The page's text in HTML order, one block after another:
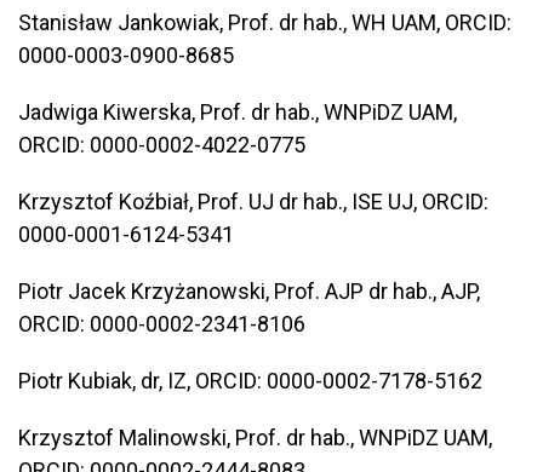
Stanisław Jankowiak, Prof. dr hab., WH UAM, ORCID:
0000-0003-0900-8685
Jadwiga Kiwerska, Prof. dr hab., WNPiDZ UAM,
ORCID: 0000-0002-4022-0775
Krzysztof Koźbiał, Prof. UJ dr hab., ISE UJ, ORCID:
0000-0001-6124-5341
Piotr Jacek Krzyżanowski, Prof. AJP dr hab., AJP,
ORCID: 0000-0002-2341-8106
Piotr Kubiak, dr, IZ, ORCID: 0000-0002-7178-5162
Krzysztof Malinowski, Prof. dr hab., WNPiDZ UAM,